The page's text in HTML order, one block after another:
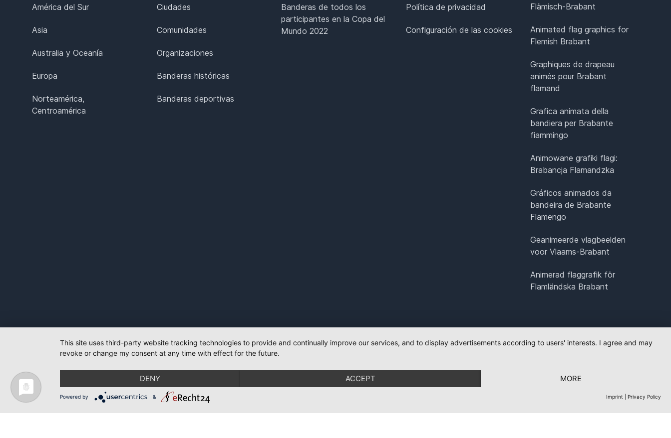
América del Sur
Asia
Australia y Oceanía
Europa
Norteamérica,
Centroamérica
Ciudades
Comunidades
Organizaciones
Banderas históricas
Banderas deportivas
Banderas de todos los
participantes en la Copa del
Mundo 2022
Política de privacidad
Configuración de las cookies
Flämisch-Brabant
Animated flag graphics for
Flemish Brabant
Graphiques de drapeau
animés pour Brabant
flamand
Grafica animata della
bandiera per Brabante
fiammingo
Animowane grafiki flagi:
Brabancja Flamandzka
Gráficos animados da
bandeira de Brabante
Flamengo
Geanimeerde vlagbeelden
voor Vlaams-Brabant
Animerad flaggrafik för
Flamländska Brabant
This site uses third-party website tracking technologies to provide and continually improve our services, and to display advertisements according to users' interests. I agree and may
revoke or change my consent at any time with effect for the future.
DENY ACCEPT MORE
Powered by & Imprint Privacy Policy